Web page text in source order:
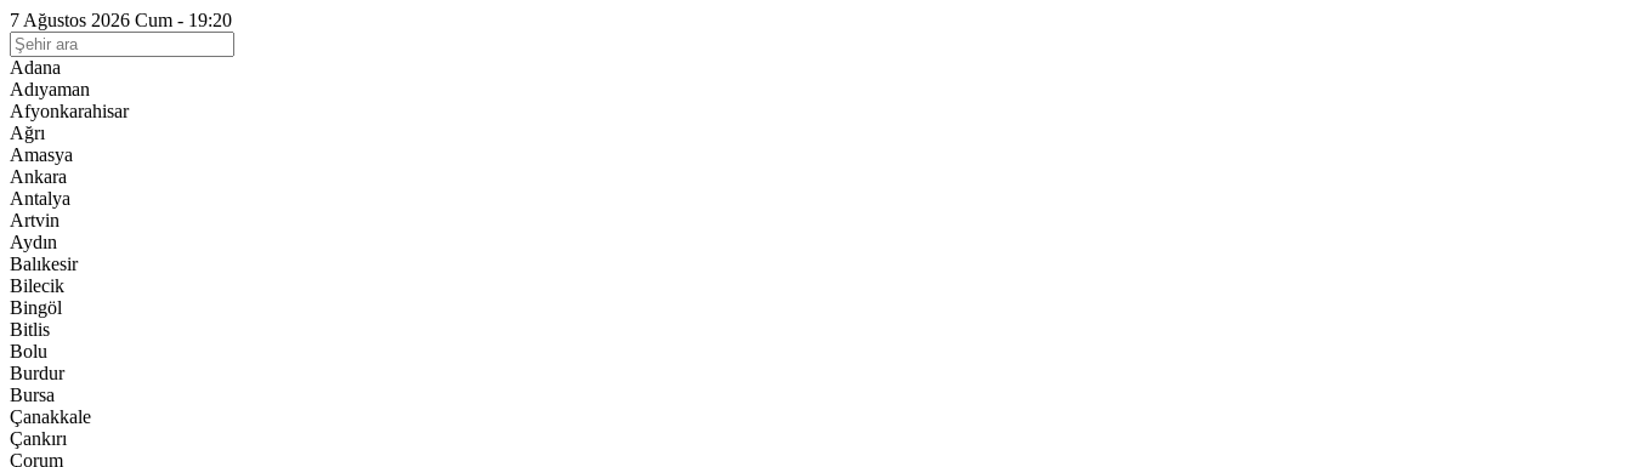
7 Ağustos 2026 Cum - 19:20
Adana
Adıyaman
Afyonkarahisar
Ağrı
Amasya
Ankara
Antalya
Artvin
Aydın
Balıkesir
Bilecik
Bingöl
Bitlis
Bolu
Burdur
Bursa
Çanakkale
Çankırı
Çorum